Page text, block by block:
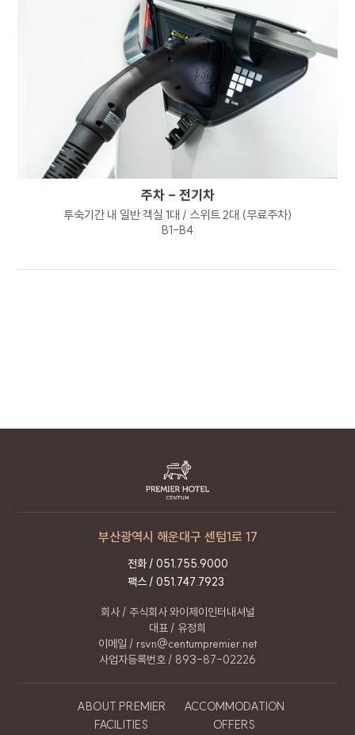
주차 - 전기차
투숙기간 내 일반 객실 1대 / 스위트 2대 (무료주차)
B1-B4
부산광역시 해운대구 센텀1로 17
전화 / 051.755.9000
팩스 / 051.747.7923
회사 / 주식회사 와이제이인터내셔널
대표 / 유정희
이메일 / rsvn@centumpremier.net
사업자등록번호 / 893-87-02226
ABOUT PREMIER
ACCOMMODATION
FACILITIES
OFFERS
사용하거나 침해하여서는 아니되며, 정보주체는
본인의 관리 하에 있는 정보를 본인의 책임 하에
관리하여야 합니다.
8. 개인정보 처리방침의 고지 또는 통지 방법
회사는 이용자가 동의한 범위를 벗어나는 목적으로
개인정보를 이용하거나 제3자에게 제공하는 경우
개별적으로 이용자의 추가 동의를 얻도록
하겠습니다. 회사는 타인에게 개인정보의 처리를
위탁하는 경우 홈페이지 개인정보 처리방침을
통하여 사전에 이를 고지하도록 하겠습니다.
내부관리계획의 수립 및 시행 : 회사는
직원은 최소한의 인원으로 구성되며,
절차를 마련하고 있습니다.
회사는 이용자의 개인정보를 보호하고 고충처리를
위하여 개인정보 보호책임자를 정하고 있습니다.
박진진
정보관리보호책임자
051.755.9000
rsvn@centumpremier.net
11. 개인정보 처리방침 변경